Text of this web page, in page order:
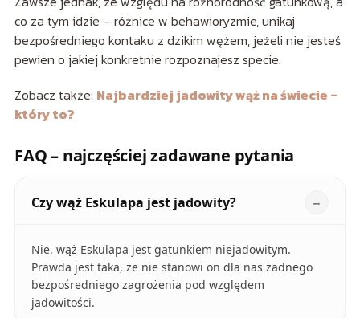
co za tym idzie – różnice w behawioryzmie, unikaj
bezpośredniego kontaku z dzikim wężem, jeżeli nie jesteś
pewien o jakiej konkretnie rozpoznajesz specie.
Zobacz także: Najbardziej jadowity wąż na świecie –
który to?
FAQ – najczęściej zadawane pytania
Czy wąż Eskulapa jest jadowity?
Nie, wąż Eskulapa jest gatunkiem niejadowitym.
Prawda jest taka, że nie stanowi on dla nas żadnego
bezpośredniego zagrożenia pod względem
jadowitości.